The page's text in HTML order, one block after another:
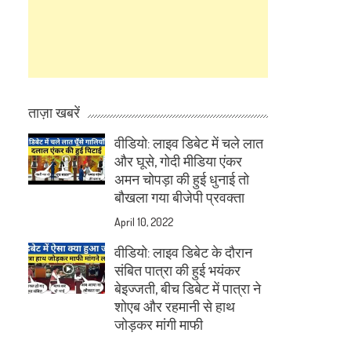
ताज़ा खबरें
वीडियो: लाइव डिबेट में चले लात
और घूसे, गोदी मीडिया एंकर
अमन चोपड़ा की हुई धुनाई तो
बौखला गया बीजेपी प्रवक्ता
April 10, 2022
वीडियो: लाइव डिबेट के दौरान
संबित पात्रा की हुई भयंकर
बेइज्जती, बीच डिबेट में पात्रा ने
शोएब और रहमानी से हाथ
जोड़कर मांगी माफी